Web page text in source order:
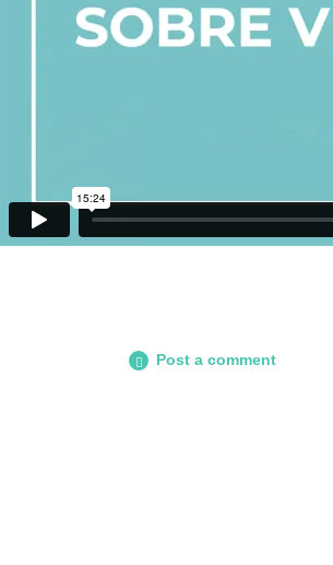
Post a comment